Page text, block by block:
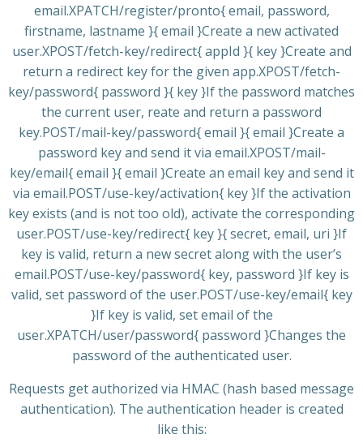
email.XPATCH/register/pronto{ email, password,
firstname, lastname }{ email }Create a new activated
user.XPOST/fetch-key/redirect{ appId }{ key }Create and
return a redirect key for the given app.XPOST/fetch-
key/password{ password }{ key }If the password matches
the current user, reate and return a password
key.POST/mail-key/password{ email }{ email }Create a
password key and send it via email.XPOST/mail-
key/email{ email }{ email }Create an email key and send it
via email.POST/use-key/activation{ key }If the activation
key exists (and is not too old), activate the corresponding
user.POST/use-key/redirect{ key }{ secret, email, uri }If
key is valid, return a new secret along with the user’s
email.POST/use-key/password{ key, password }If key is
valid, set password of the user.POST/use-key/email{ key
}If key is valid, set email of the
user.XPATCH/user/password{ password }Changes the
password of the authenticated user.
Requests get authorized via HMAC (hash based message
authentication). The authentication header is created
like this: